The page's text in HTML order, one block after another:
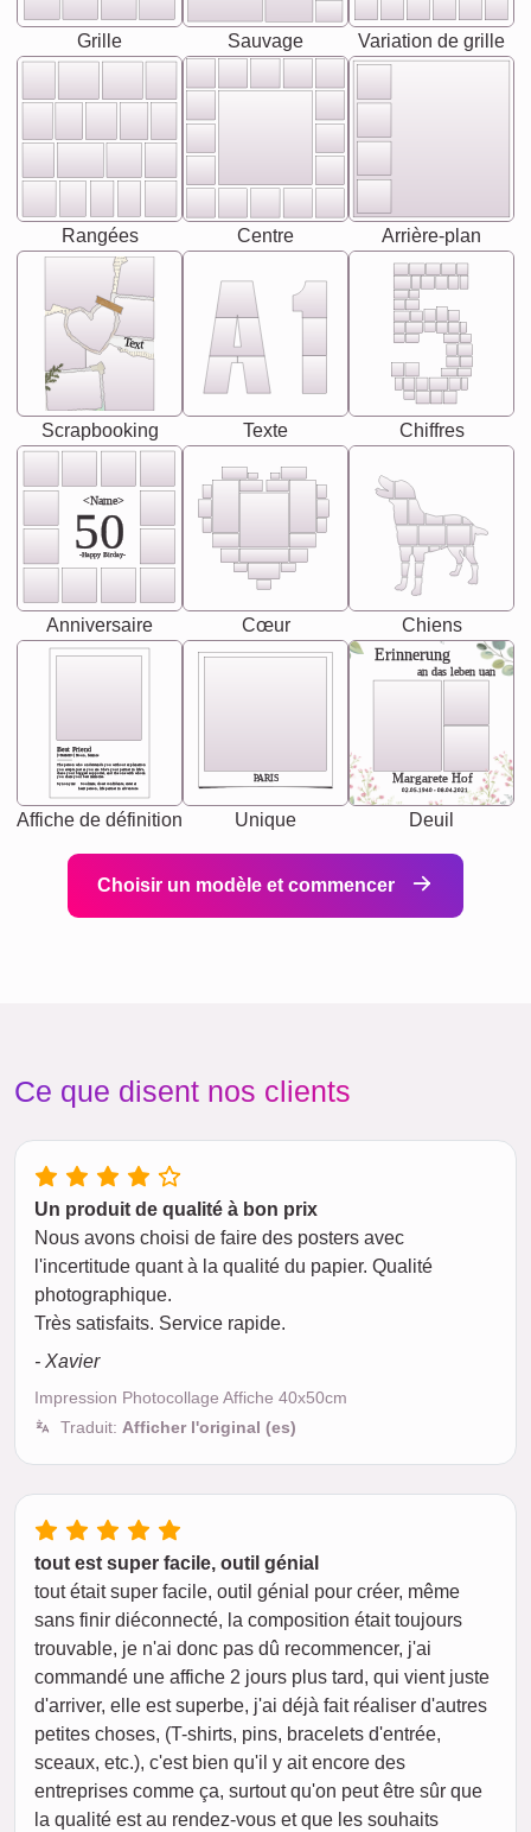
Grille Sauvage Variation de grille
Rangées Centre Arrière-plan
Text
Scrapbooking Texte Chiffres
<Name>
50
-Happy Birday-
Anniversaire Cœur Chiens
Best Friend
[<NAME>] Noun, feminie
Synonyms: Soulmate, closet confidante, sister at
heart person, life partner in adventure.
The person who understands you without explanation
you accepts just as you are. She's your partner in life's,
chaos your biggest supporter, and the one with whom
you share your best memories.
Affiche de définition
PARIS
Unique
Erinnerung
an das leben uan
Margarete Hof
02.05.1940 - 08.04.2021
Deuil
Choisir un modèle et commencer
Ce que disent nos clients
Un produit de qualité à bon prix
Nous avons choisi de faire des posters avec
l'incertitude quant à la qualité du papier. Qualité
photographique.
Très satisfaits. Service rapide.
- Xavier
Impression Photocollage Affiche 40x50cm
Traduit: Afficher l'original (es)
tout est super facile, outil génial
tout était super facile, outil génial pour créer, même
sans finir diéconnecté, la composition était toujours
trouvable, je n'ai donc pas dû recommencer, j'ai
commandé une affiche 2 jours plus tard, qui vient juste
d'arriver, elle est superbe, j'ai déjà fait réaliser d'autres
petites choses, (T-shirts, pins, bracelets d'entrée,
sceaux, etc.), c'est bien qu'il y ait encore des
entreprises comme ça, surtout qu'on peut être sûr que
la qualité est au rendez-vous et que les souhaits